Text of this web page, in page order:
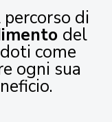
di
del
come
ogni sua